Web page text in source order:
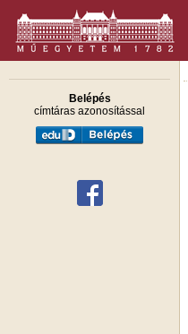
Belépés
címtáras azonosítással